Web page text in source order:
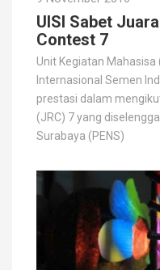
UISI Sabet
Contest 7
Unit Kegiatan Mahasisa
Internasional Semen
prestasi dalam
(JRC) 7 yang
Surabaya (PENS)